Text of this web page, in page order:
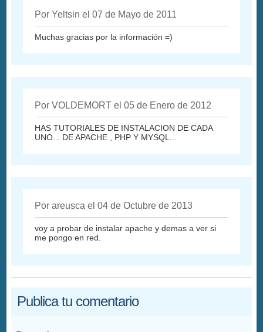
Por Yeltsin el 07 de Mayo de 2011
Muchas gracias por la información =)
Por VOLDEMORT el 05 de Enero de 2012
HAS TUTORIALES DE INSTALACION DE CADA
UNO... DE APACHE , PHP Y MYSQL...
Por areusca el 04 de Octubre de 2013
voy a probar de instalar apache y demas a ver si
me pongo en red.
Publica tu comentario